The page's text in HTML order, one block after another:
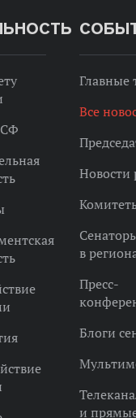
СФ
Главные
Все
Новости
в
Пресс-
Блоги
и